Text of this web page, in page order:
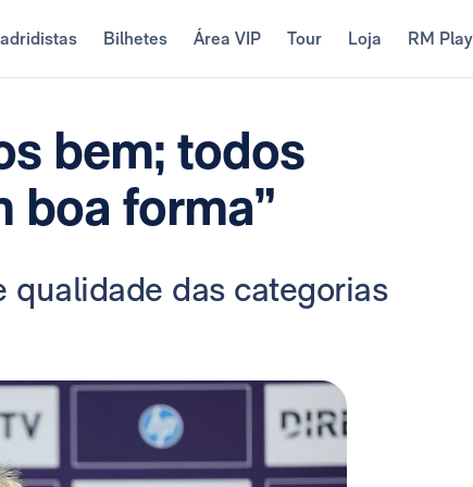
Bilhetes Área VIP Tour Loja RM Play
bem; todos
boa forma”
qualidade das categorias